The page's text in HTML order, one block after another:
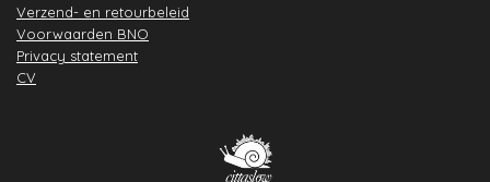
Verzend- en retourbeleid
Voorwaarden BNO
Privacy statement
CV